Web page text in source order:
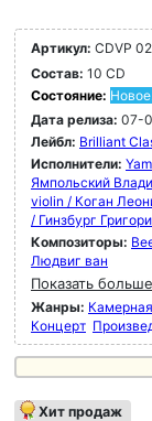
Артикул: CDVP
Состав: 10 CD
Состояние:
Дата релиза: 07-
Лейбл: Brilliant
Исполнители:
Ямпольский
violin / Коган
/ Гинзбург
Композиторы:
Людвиг ван
Показать больше
Жанры:
Концерт
Хит продаж